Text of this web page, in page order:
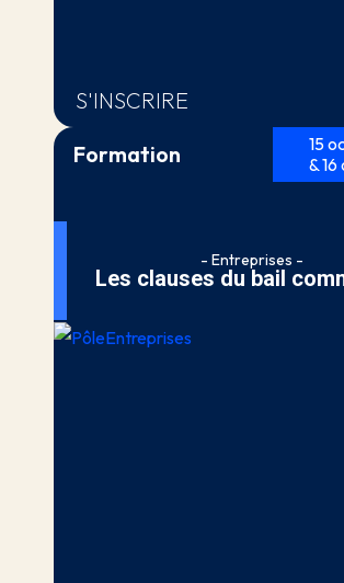
S'INSCRIRE
Formation
15
&
- Entreprises -
Les clauses du bail